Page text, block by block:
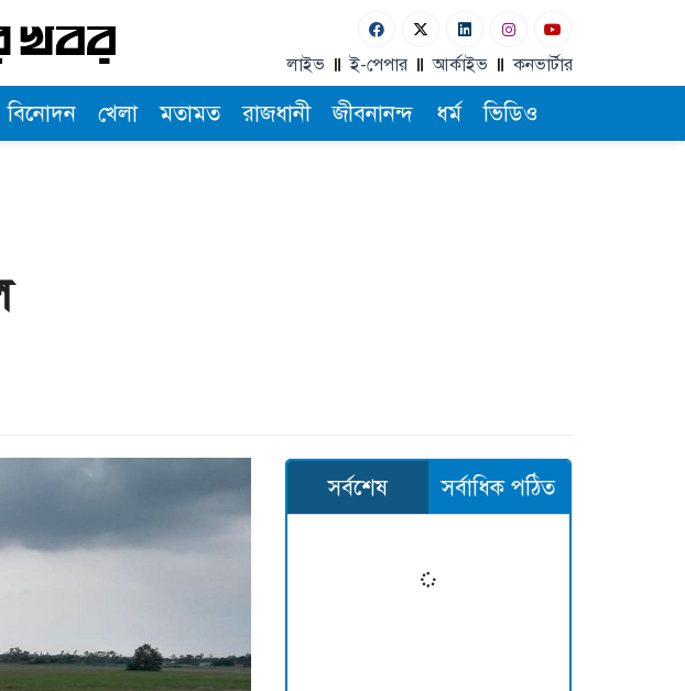
লাইভ ই-পেপার আর্কাইভ কনভার্টার
বিনোদন খেলা মতামত রাজধানী জীবনানন্দ ধর্ম ভিডিও
সর্বশেষ সর্বাধিক পঠিত